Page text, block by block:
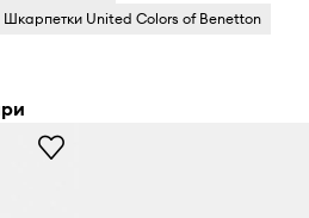
Шкарпетки United Colors of Benetton